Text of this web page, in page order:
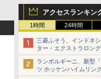
アクセスランキン
1時間 24時間
三菱ふそう、インドネ
ター・エクストラロン
ックベースの観光・旅
ランボルギーニ、新型
ツ ホッケンハイムリン
記録